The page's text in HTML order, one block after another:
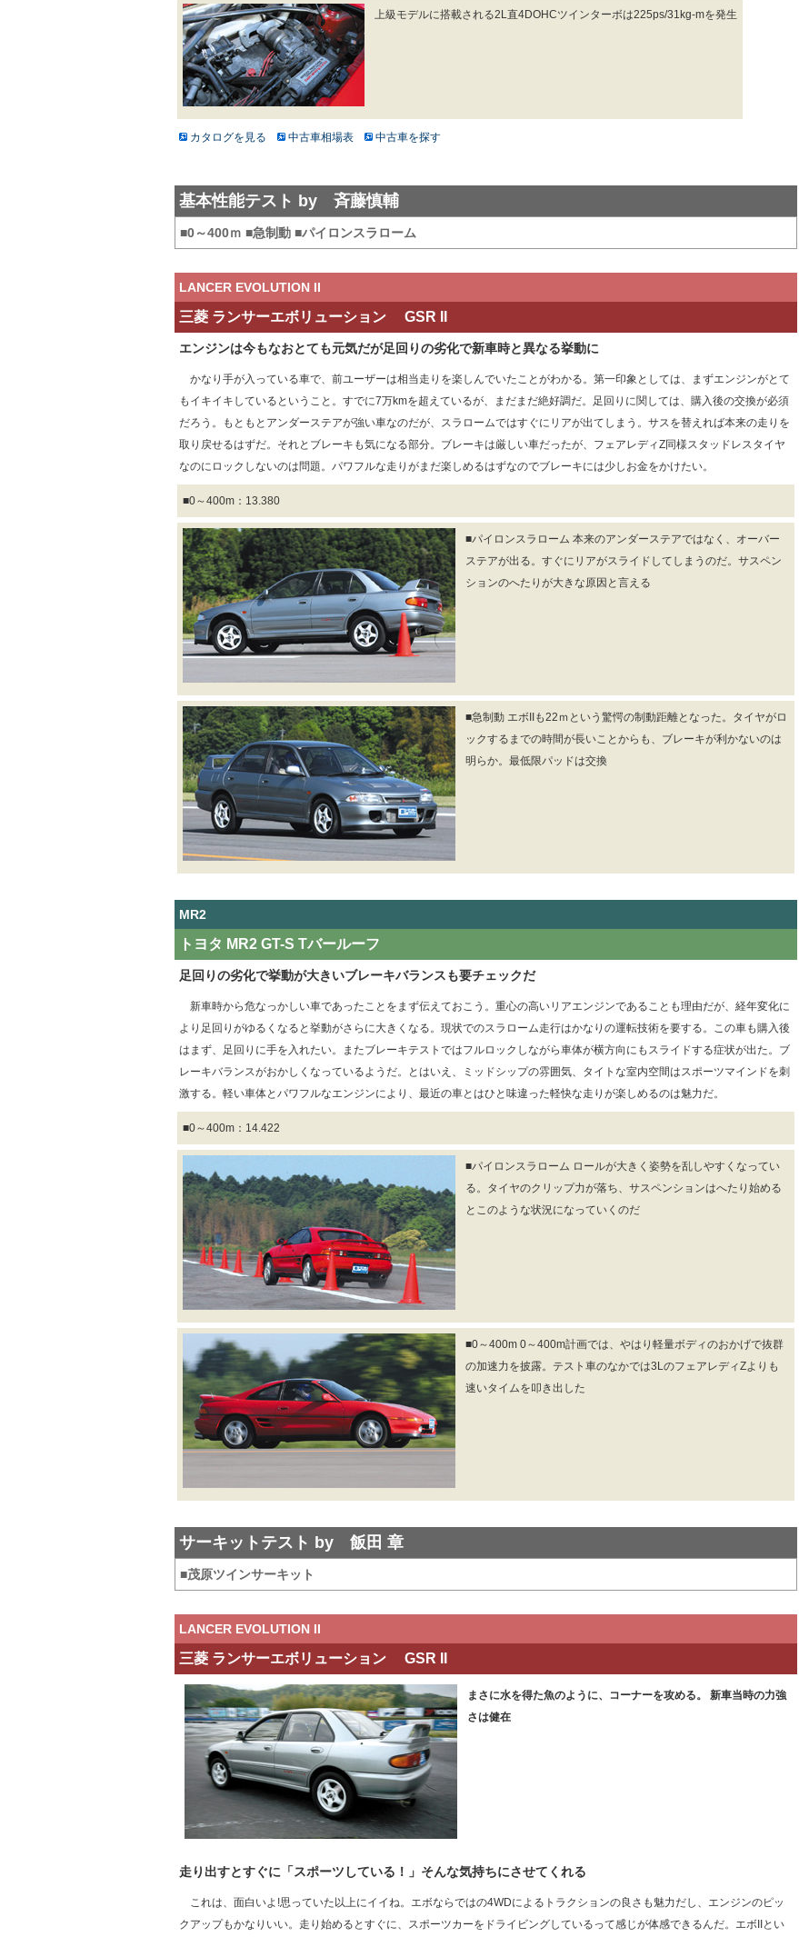
上級モデルに搭載される2L直4DOHCツインターボは225ps/31kg-mを発生
カタログを見る 中古車相場表 中古車を探す
基本性能テスト by斉藤慎輔
■0～400ｍ ■急制動 ■パイロンスラローム
LANCER EVOLUTION II
三菱 ランサーエボリューション GSR II
エンジンは今もなおとても元気だが足回りの劣化で新車時と異なる挙動に
かなり手が入っている車で、前ユーザーは相当走りを楽しんでいたことがわかる。第一印象としては、まずエンジンがとて
もイキイキしているということ。すでに7万kmを超えているが、まだまだ絶好調だ。足回りに関しては、購入後の交換が必須
だろう。もともとアンダーステアが強い車なのだが、スラロームではすぐにリアが出てしまう。サスを替えれば本来の走りを
取り戻せるはずだ。それとブレーキも気になる部分。ブレーキは厳しい車だったが、フェアレディZ同様スタッドレスタイヤ
なのにロックしないのは問題。パワフルな走りがまだ楽しめるはずなのでブレーキには少しお金をかけたい。
■0～400m：13.380
■パイロンスラローム 本来のアンダーステアではなく、オーバー
ステアが出る。すぐにリアがスライドしてしまうのだ。サスペン
ションのへたりが大きな原因と言える
■急制動 エボIIも22ｍという驚愕の制動距離となった。タイヤがロ
ックするまでの時間が長いことからも、ブレーキが利かないのは
明らか。最低限パッドは交換
MR2
トヨタ MR2 GT-S Tバールーフ
足回りの劣化で挙動が大きいブレーキバランスも要チェックだ
新車時から危なっかしい車であったことをまず伝えておこう。重心の高いリアエンジンであることも理由だが、経年変化に
より足回りがゆるくなると挙動がさらに大きくなる。現状でのスラローム走行はかなりの運転技術を要する。この車も購入後
はまず、足回りに手を入れたい。またブレーキテストではフルロックしながら車体が横方向にもスライドする症状が出た。ブ
レーキバランスがおかしくなっているようだ。とはいえ、ミッドシップの雰囲気、タイトな室内空間はスポーツマインドを刺
激する。軽い車体とパワフルなエンジンにより、最近の車とはひと味違った軽快な走りが楽しめるのは魅力だ。
■0～400m：14.422
■パイロンスラローム ロールが大きく姿勢を乱しやすくなってい
る。タイヤのクリップ力が落ち、サスペンションはへたり始める
とこのような状況になっていくのだ
■0～400m 0～400m計画では、やはり軽量ボディのおかげで抜群
の加速力を披露。テスト車のなかでは3LのフェアレディZよりも
速いタイムを叩き出した
サーキットテスト by 飯田 章
■茂原ツインサーキット
LANCER EVOLUTION II
三菱 ランサーエボリューション GSR II
まさに水を得た魚のように、コーナーを攻める。 新車当時の力強
さは健在
走り出すとすぐに「スポーツしている！」そんな気持ちにさせてくれる
これは、面白いよ!思っていた以上にイイね。エボならではの4WDによるトラクションの良さも魅力だし、エンジンのピッ
クアップもかなりいい。走り始めるとすぐに、スポーツカーをドライビングしているって感じが体感できるんだ。エボIIとい